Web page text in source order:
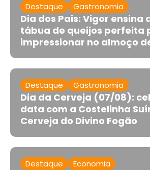
Destaque Gastronomia
Dia dos Pais: Vigor ensina
tábua de queijos perfeita
impressionar no almoço
Destaque Gastronomia
Dia da Cerveja (07/08):
data com a Costelinha
Cerveja do Divino Fogão
Destaque Economia